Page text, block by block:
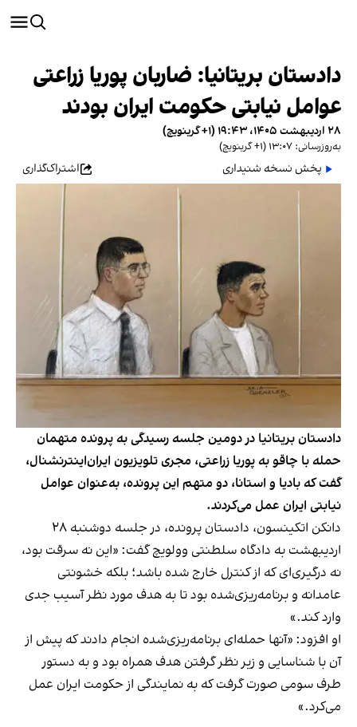
دادستان بریتانیا: ضاربان پوریا زراعتی
عوامل نیابتی حکومت ایران بودند
۲۸ اردیبهشت ۱۴۰۵، ۱۹:۴۳ (‎+۱ گرینویچ)
به‌روزرسانی: ۱۳:۰۷ (‎+۱ گرینویچ)
پخش نسخه شنیداری اشتراک‌گذاری
دادستان‌ بریتانیا در دومین جلسه رسیدگی به پرونده متهمان
حمله با چاقو به پوریا زراعتی، مجری تلویزیون ایران‌اینترنشنال،
گفت که بادیا و استانا، دو متهم این پرونده، به‌عنوان عوامل
نیابتی ایران عمل می‌کردند.
دانکن اتکینسون، دادستان پرونده، در جلسه دوشنبه ۲۸
اردیبهشت به دادگاه سلطنتی وولویچ گفت: «این نه سرقت بود،
نه درگیری‌ای که از کنترل خارج شده باشد؛ بلکه خشونتی
عامدانه و برنامه‌ریزی‌شده بود تا به هدف مورد نظر آسیب جدی
وارد کند.»
او افزود: «آنها حمله‌ای برنامه‌ریزی‌شده انجام دادند که پیش از
آن با شناسایی و زیر نظر گرفتن هدف همراه بود و به دستور
طرف سومی صورت گرفت که به نمایندگی از حکومت ایران عمل
می‌کرد.»